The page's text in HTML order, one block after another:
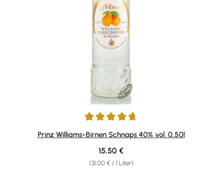
Durchschnittliche Bewertung von 4.79 von 5 Sternen
Prinz Williams-Birnen Schnaps 40% vol. 0,50l
(31,00 € / 1 Liter)
Regulärer Preis:
15,50 €